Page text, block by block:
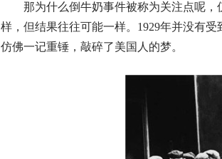
那为什么倒牛奶事件被称为关注点呢
样，但结果往往可能一样。1929年并没有
仿佛一记重锤，敲碎了美国人的梦。